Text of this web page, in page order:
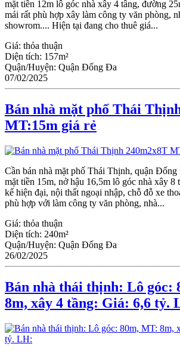
mặt tiền 12m lô góc nhà xây 4 tầng, đường
mái rất phù hợp xây làm công ty văn phòng,
showrom.... Hiện tại đang cho thuê giá...
Giá: thỏa thuận
Diện tích: 157m²
Quận/Huyện: Quận Đống Đa
07/02/2025
Bán nhà mặt phố Thái
MT:15m giá rẻ
Cần bán nhà mặt phố Thái Thịnh, quận
mặt tiền 15m, nở hậu 16,5m lô góc nhà xây 8
kế hiện đại, nội thất ngoại nhập, chỗ đỗ xe
phù hợp với làm công ty văn phòng, nhà...
Giá: thỏa thuận
Diện tích: 240m²
Quận/Huyện: Quận Đống Đa
26/02/2025
Bán nhà thái thịnh: Lô góc:
8m, xây 4 tầng: Giá: 6,6 tỷ.